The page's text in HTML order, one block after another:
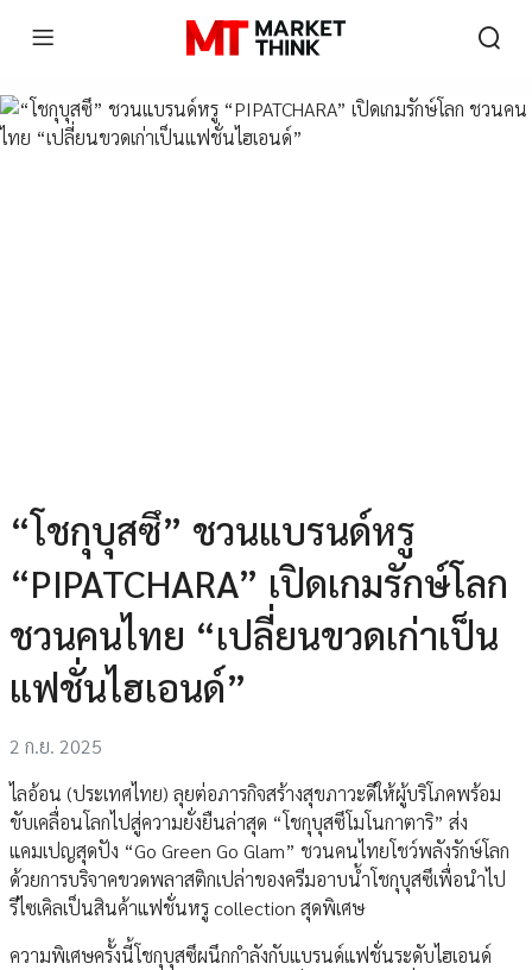
“โชกุบุสซึ” ชวนแบรนด์หรู
“PIPATCHARA” เปิดเกมรักษ์โลก
ชวนคนไทย “เปลี่ยนขวดเก่าเป็น
แฟชั่นไฮเอนด์”
2 ก.ย. 2025
ไลอ้อน (ประเทศไทย) ลุยต่อภารกิจสร้างสุขภาวะดีให้ผู้บริโภคพร้อม
ขับเคลื่อนโลกไปสู่ความยั่งยืนล่าสุด “โชกุบุสซึโมโนกาตาริ” ส่ง
แคมเปญสุดปัง “Go Green Go Glam” ชวนคนไทยโชว์พลังรักษ์โลก
ด้วยการบริจาคขวดพลาสติกเปล่าของครีมอาบน้ำโชกุบุสซึเพื่อนำไป
รีไซเคิลเป็นสินค้าแฟชั่นหรู collection สุดพิเศษ
ความพิเศษครั้งนี้โชกุบุสซึผนึกกำลังกับแบรนด์แฟชั่นระดับไฮเอนด์